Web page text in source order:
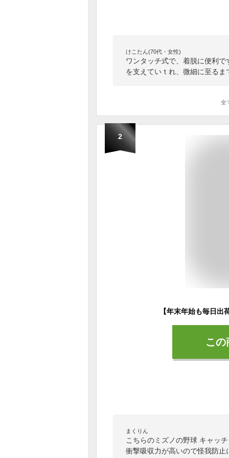
けこたん(70代・女性)
ワンタッチ式で、着脱に便利
を支えていｔれ、微細に至る
全
2
こ
まくりん
こちらのミズノの野球 キャッ
衝撃吸収力が高いので怪我防